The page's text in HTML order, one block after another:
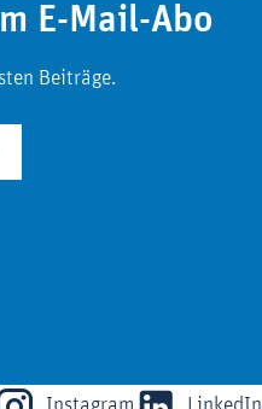
E-Mail-Abo
Beiträge.